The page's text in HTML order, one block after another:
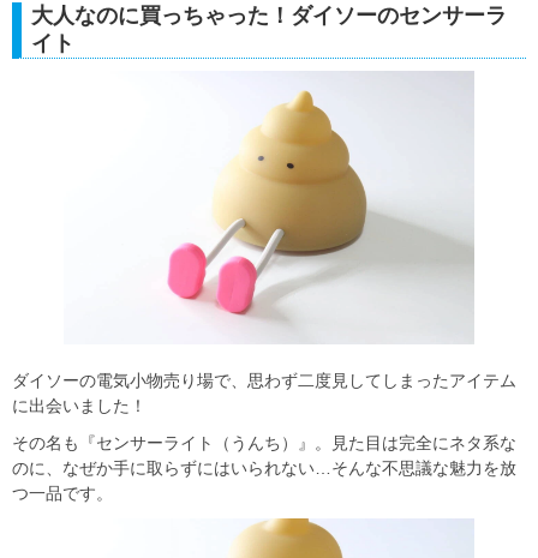
大人なのに買っちゃった！ダイソーのセンサーラ
イト
ダイソーの電気小物売り場で、思わず二度見してしまったアイテム
に出会いました！
その名も『センサーライト（うんち）』。見た目は完全にネタ系な
のに、なぜか手に取らずにはいられない…そんな不思議な魅力を放
つ一品です。